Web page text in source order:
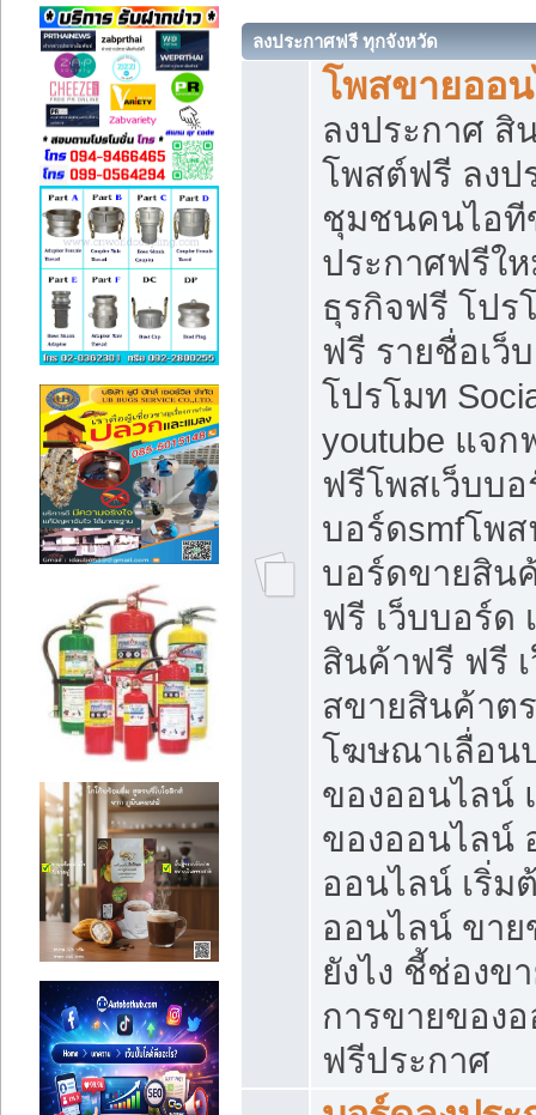
ลงประกาศฟรี ทุกจังหวัด
โพสขายออ
ลงประกาศ สิ
โพสต์ฟรี ลงป
ชุมชนคนไอที
ประกาศฟรีใ
ธุรกิจฟรี โป
ฟรี รายชื่อเว็
โปรโมท
youtube แจก
ฟรีโพสเว็บบอ
บอร์ดsmfโพ
บอร์ดขายสิน
ฟรี เว็บบอร์ด
สินค้าฟรี ฟรี
สขายสินค้าต
โฆษณาเลื่อน
ของออนไลน์
ของออนไลน์
ออนไลน์ เริ่ม
ออนไลน์ ขาย
ยังไง ชี้ช่องข
การขายของ
ฟรีประกาศ